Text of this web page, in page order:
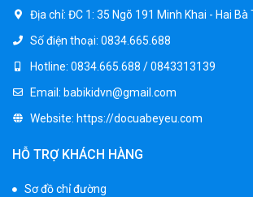
Địa chỉ: ĐC 1: 35 Ngõ 191 Minh Khai - Hai Bà
Số điện thoại: 0834.665.688
Hotline: 0834.665.688 / 0843313139
Email: babikidvn@gmail.com
Website: https://docuabeyeu.com
HỖ TRỢ KHÁCH HÀNG
Sơ đồ chỉ đường